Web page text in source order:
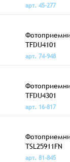
арт. 45-277
TFDU4101
арт. 74-948
TFDU4301
арт. 16-817
TSL25911FN
арт. 81-845